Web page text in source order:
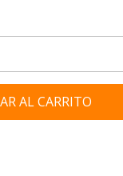
AL CARRITO